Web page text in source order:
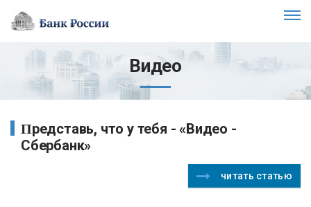
Видео
Представь, что у тебя - «Видео -
Сбербанк»
читать статью